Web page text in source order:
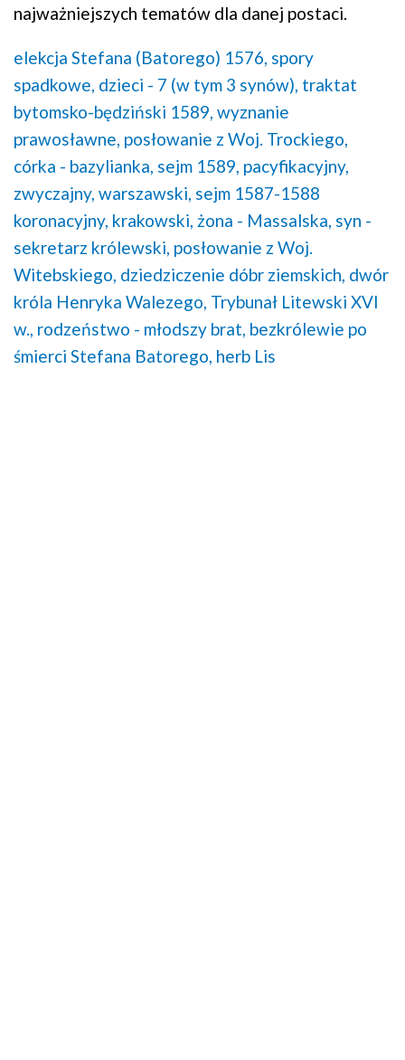
najważniejszych tematów dla danej postaci.
elekcja Stefana (Batorego) 1576, spory
spadkowe, dzieci - 7 (w tym 3 synów), traktat
bytomsko-będziński 1589, wyznanie
prawosławne, posłowanie z Woj. Trockiego,
córka - bazylianka, sejm 1589, pacyfikacyjny,
zwyczajny, warszawski, sejm 1587-1588
koronacyjny, krakowski, żona - Massalska, syn -
sekretarz królewski, posłowanie z Woj.
Witebskiego, dziedziczenie dóbr ziemskich, dwór
króla Henryka Walezego, Trybunał Litewski XVI
w., rodzeństwo - młodszy brat, bezkrólewie po
śmierci Stefana Batorego, herb Lis